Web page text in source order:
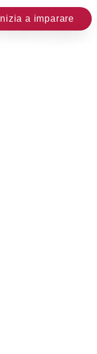
Inizia a imparare